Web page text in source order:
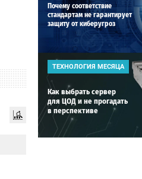
Почему соответствие
стандартам не гарантирует
защиту от киберугроз
ТЕХНОЛОГИЯ МЕСЯЦА
Как выбрать сервер
для ЦОД и не прогадать
в перспективе